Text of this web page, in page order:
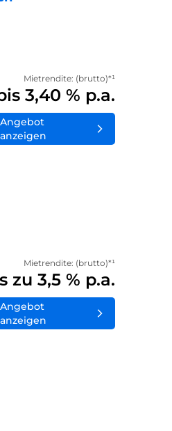
Mietrendite: (brutto)*¹
3,40 % p.a.
Angebot
anzeigen
Mietrendite: (brutto)*¹
zu 3,5 % p.a.
Angebot
anzeigen